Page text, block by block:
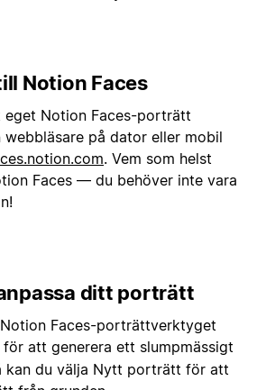
Notion Faces
Notion Faces-porträtt
webbläsare på dator eller mobil
. Vem som helst
Faces — du behöver inte vara
ditt porträtt
Faces-porträttverktyget
för att generera ett slumpmässigt
kan du välja Nytt porträtt för att